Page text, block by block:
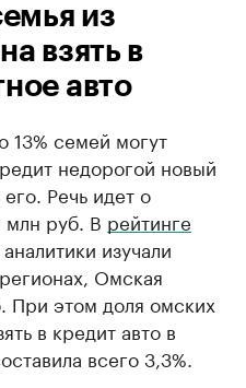
из
взять в
авто
13% семей могут
недорогой новый
Речь идет о
млн руб. В рейтинге
изучали
Омская
При этом доля омских
в кредит авто в
всего 3,3%.